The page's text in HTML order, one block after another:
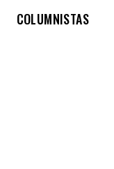
COLUMNISTAS